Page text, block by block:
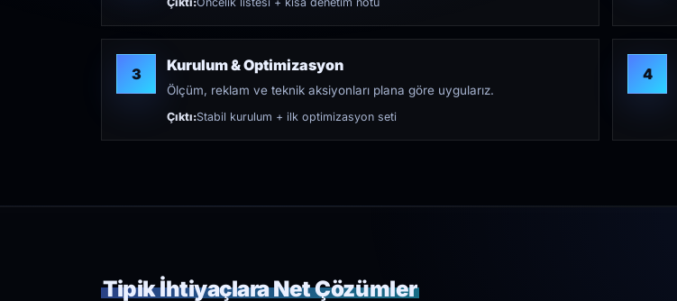
3 Kurulum & Optimizasyon
Ölçüm, reklam ve teknik aksiyonları plana göre uygularız.
Çıktı:Stabil kurulum + ilk optimizasyon seti
4
Tipik İhtiyaçlara Net Çözümler